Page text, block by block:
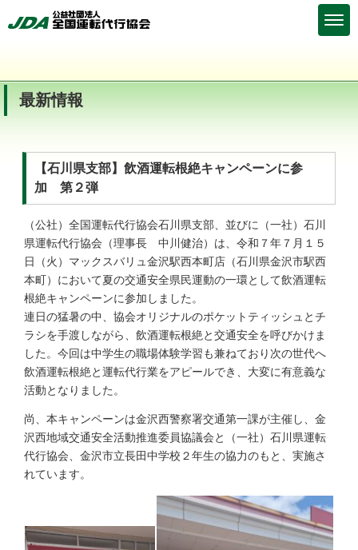
最新情報
【石川県支部】飲酒運転根絶キャンペーンに参
加 第２弾
（公社）全国運転代行協会石川県支部、並びに（一社）石川
県運転代行協会（理事長 中川健治）は、令和７年７月１５
日（火）マックスバリュ金沢駅西本町店（石川県金沢市駅西
本町）において夏の交通安全県民運動の一環として飲酒運転
根絶キャンペーンに参加しました。
連日の猛暑の中、協会オリジナルのポケットティッシュとチ
ラシを手渡しながら、飲酒運転根絶と交通安全を呼びかけま
した。今回は中学生の職場体験学習も兼ねており次の世代へ
飲酒運転根絶と運転代行業をアピールでき、大変に有意義な
活動となりました。
尚、本キャンペーンは金沢西警察署交通第一課が主催し、金
沢西地域交通安全活動推進委員協議会と（一社）石川県運転
代行協会、金沢市立長田中学校２年生の協力のもと、実施さ
れています。